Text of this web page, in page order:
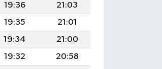
19:36
21:03
19:35
21:01
19:34
21:00
19:32
20:58